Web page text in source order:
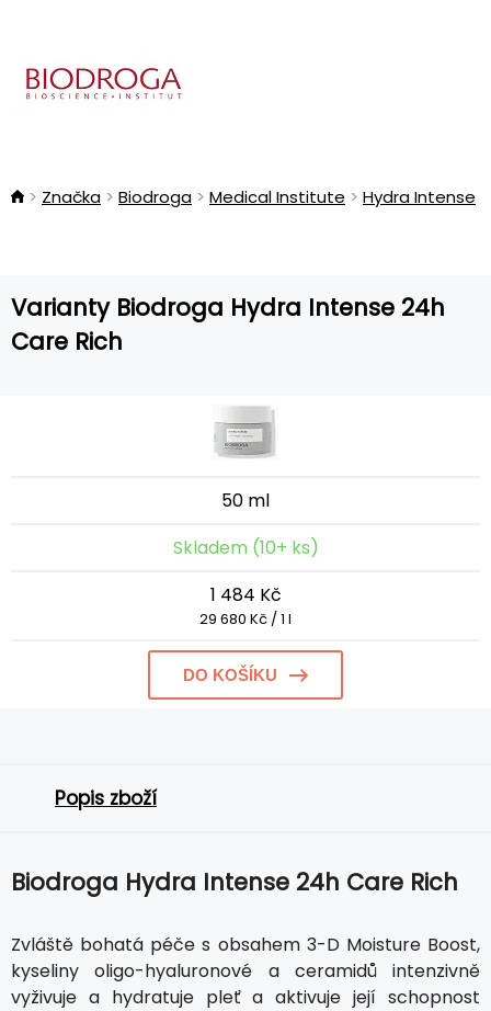
Značka Biodroga Medical Institute Hydra Intense
Varianty Biodroga Hydra Intense 24h
Care Rich
50 ml
Skladem (10+ ks)
1 484 Kč
29 680 Kč / 1 l
DO KOŠÍKU
Popis zboží
Biodroga Hydra Intense 24h Care Rich
Zvláště bohatá péče s obsahem 3-D Moisture Boost,
kyseliny oligo-hyaluronové a ceramidů intenzivně
vyživuje a hydratuje pleť a aktivuje její schopnost